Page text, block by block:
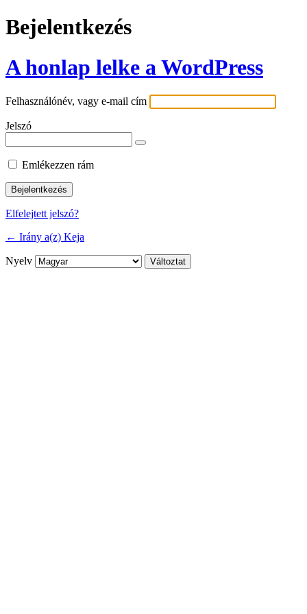
Bejelentkezés
A honlap lelke a WordPress
Felhasználónév, vagy e-mail cím
Jelszó
Emlékezzen rám
Elfelejtett jelszó?
← Irány a(z) Keja
Nyelv